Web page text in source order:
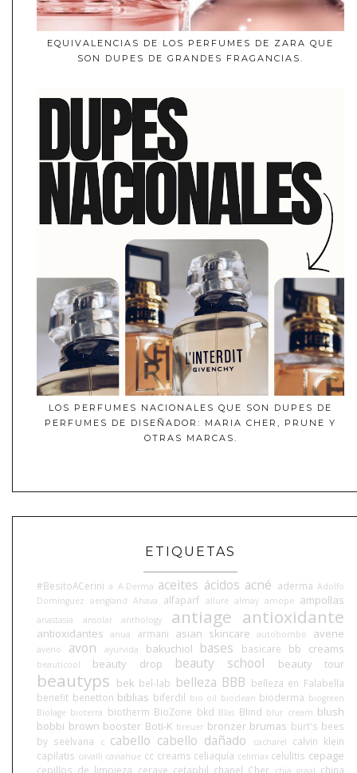
EQUIVALENCIAS DE LOS PERFUMES DE ZARA QUE
SON DUPES DE GRANDES FRAGANCIAS.
LOS PERFUMES NACIONALES QUE SON DUPES DE
PERFUMES DE DISEÑADOR: MARIA CHER, PRUNE Y
OTRAS MARCAS.
ETIQUETAS
#BesitoACerini a A-Derma aceites ácidos acné aderma Adolfo
Domínguez aengland Ahava alfaparf allure almay amope ampollas
anastasia ansolar anthology antiage antioxidante
antioxidantes anua armani asian skincare autobombo avene
aveno avon ayurvida bakuchiol bases basicare bb creams
beauticool beauty drop beauty school beauty tour
beautyps bek bel-lab belleza BBB belleza en Falabella
benefit benetton biblias biferdil bio oil bioclean bioderma biogreen
Biolage bioterra biotherm BioZone bkd Blas Blind blur cream blush
bobbi brown booster Boti-K breuer bronzer brumas burt's bees
by seelvana
c cabello cabello dañado cacharel
calvin klein
capilatis cavalli caviahue cc creams celiaquía celimax celulitis cepage
cepillos de limpieza cerave cetaphil chanel Cher chia graal china